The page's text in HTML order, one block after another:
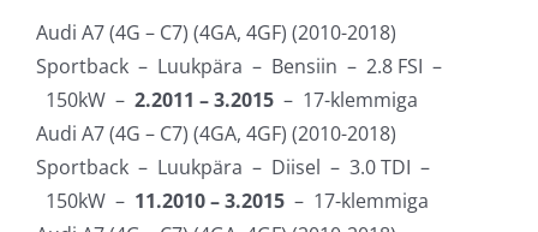
Audi A7 (4G – C7) (4GA, 4GF) (2010-2018)
Sportback – Luukpära – Bensiin – 2.8 FSI –
150kW – 2.2011 – 3.2015 – 17-klemmiga
Audi A7 (4G – C7) (4GA, 4GF) (2010-2018)
Sportback – Luukpära – Diisel – 3.0 TDI –
150kW – 11.2010 – 3.2015 – 17-klemmiga